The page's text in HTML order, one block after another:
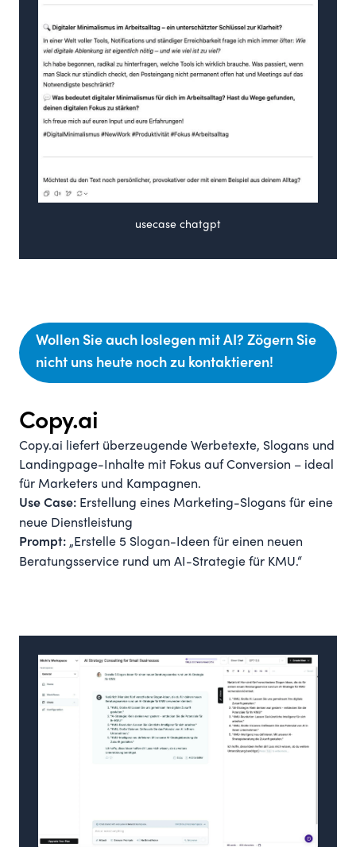
usecase chatgpt
Wollen Sie auch loslegen mit AI? Zögern Sie
nicht uns heute noch zu kontaktieren!
Copy.ai
Copy.ai liefert überzeugende Werbetexte, Slogans und
Landingpage-Inhalte mit Fokus auf Conversion – ideal
für Marketers und Kampagnen.
Use Case: Erstellung eines Marketing-Slogans für eine
neue Dienstleistung
Prompt: „Erstelle 5 Slogan-Ideen für einen neuen
Beratungsservice rund um AI-Strategie für KMU.“